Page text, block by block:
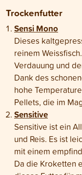
Trockenfutter
Sensi Mono
Dieses
reinem
Verdauung und
Dank des
hohe
Pellets, die im
Sensitive
Sensitive ist ein
und Reis. Es ist
mit einem
Da die Kroketten